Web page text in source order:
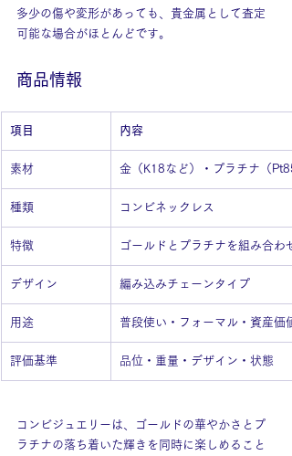
多少の傷や変形があっても、貴金属として査定
可能な場合がほとんどです。
商品情報
項目 内容
素材 金（K18など）・プラチナ（
種類 コンビネックレス
特徴 ゴールドとプラチナを組み合わ
デザイン 編み込みチェーンタイプ
用途 普段使い・フォーマル・資産価
評価基準 品位・重量・デザイン・状態
コンビジュエリーは、ゴールドの華やかさとプ
ラチナの落ち着いた輝きを同時に楽しめること